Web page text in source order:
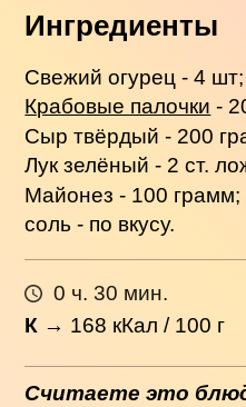
Ингредиенты
Свежий огурец - 4 шт;
Крабовые палочки -
Сыр твёрдый - 200
Лук зелёный - 2 ст.
Майонез - 100 грамм;
соль - по вкусу.
0 ч. 30 мин.
К → 168 кКал / 100 г
Считаете это